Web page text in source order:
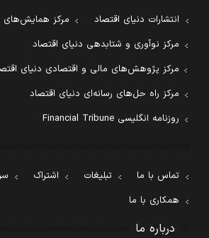
انتشارات دنیای اقتصاد
مرکز همایش‌های
مرکز نوآوری و شتابدهی دنیای اقتصاد
مرکز پژوهش‌های مالی و اقتصادی دنیای
مرکز راه حل‌های رسانه‌ای دنیای اقتصاد
روزنامه انگلیسی Financial Tribune
تماس با ما تبلیغات اشتراک
همکاری با ما
درباره ما